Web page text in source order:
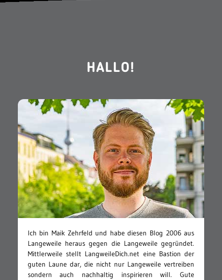
HALLO!
Ich bin Maik Zehrfeld und habe diesen Blog 2006 aus
Langeweile heraus gegen die Langeweile gegründet.
Mittlerweile stellt LangweileDich.net eine Bastion der
guten Laune dar, die nicht nur Langeweile vertreiben
sondern auch nachhaltig inspirieren will. Gute